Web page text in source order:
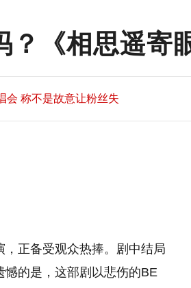
？《相思遥寄
会 称不是故意让粉丝失
会 称不是故意让粉丝失
，正备受观众热捧。剧中结局
的是，这部剧以悲伤的BE